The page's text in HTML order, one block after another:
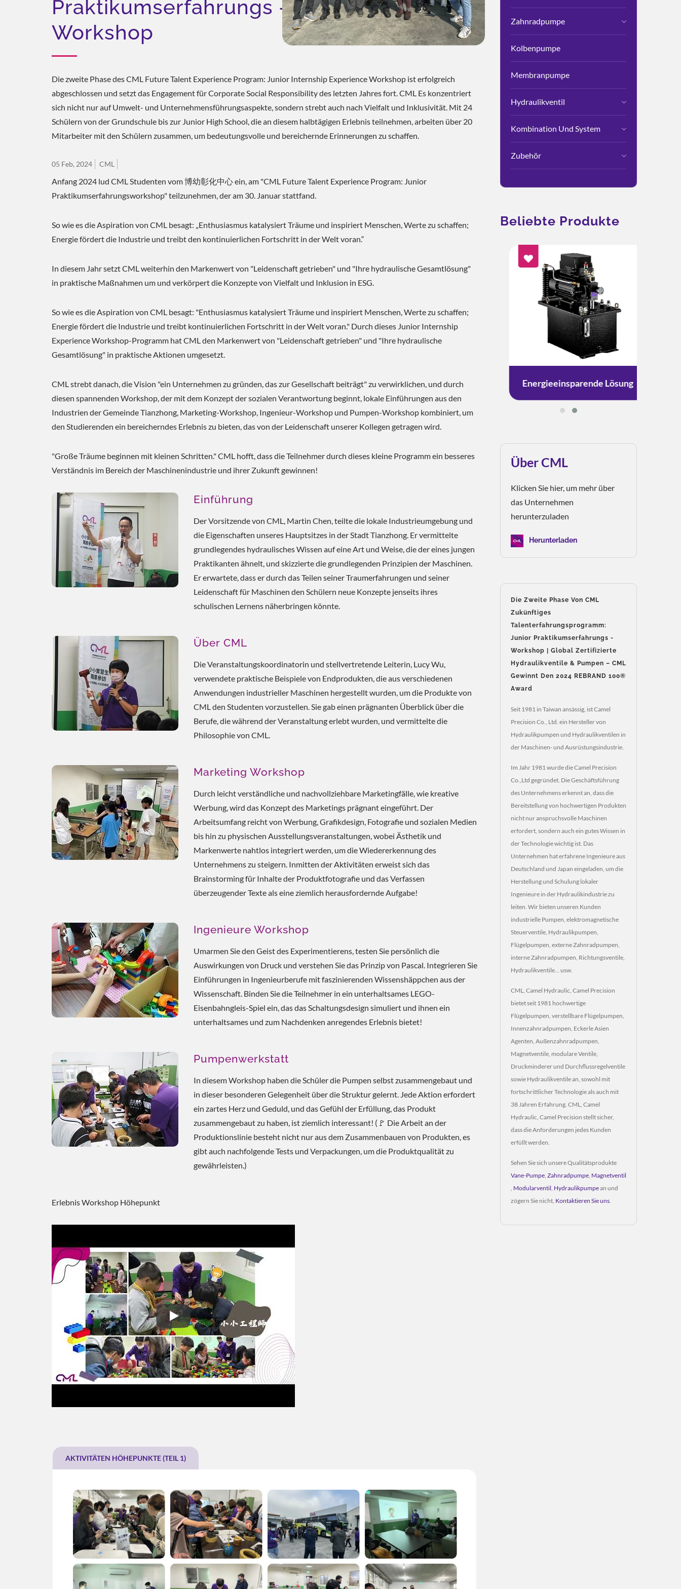
Praktikumserfahrungs -
Workshop
Die zweite Phase des CML Future Talent Experience Program: Junior Internship Experience Workshop ist erfolgreich
abgeschlossen und setzt das Engagement für Corporate Social Responsibility des letzten Jahres fort. CML Es konzentriert
sich nicht nur auf Umwelt- und Unternehmensführungsaspekte, sondern strebt auch nach Vielfalt und Inklusivität. Mit 24
Schülern von der Grundschule bis zur Junior High School, die an diesem halbtägigen Erlebnis teilnehmen, arbeiten über 20
Mitarbeiter mit den Schülern zusammen, um bedeutungsvolle und bereichernde Erinnerungen zu schaffen.
05 Feb, 2024 CML
Anfang 2024 lud CML Studenten vom 博幼彰化中心 ein, am "CML Future Talent Experience Program: Junior
Praktikumserfahrungsworkshop" teilzunehmen, der am 30. Januar stattfand.
So wie es die Aspiration von CML besagt: „Enthusiasmus katalysiert Träume und inspiriert Menschen, Werte zu schaffen;
Energie fördert die Industrie und treibt den kontinuierlichen Fortschritt in der Welt voran.“
In diesem Jahr setzt CML weiterhin den Markenwert von "Leidenschaft getrieben" und "Ihre hydraulische Gesamtlösung"
in praktische Maßnahmen um und verkörpert die Konzepte von Vielfalt und Inklusion in ESG.
So wie es die Aspiration von CML besagt: "Enthusiasmus katalysiert Träume und inspiriert Menschen, Werte zu schaffen;
Energie fördert die Industrie und treibt kontinuierlichen Fortschritt in der Welt voran." Durch dieses Junior Internship
Experience Workshop-Programm hat CML den Markenwert von "Leidenschaft getrieben" und "Ihre hydraulische
Gesamtlösung" in praktische Aktionen umgesetzt.
CML strebt danach, die Vision "ein Unternehmen zu gründen, das zur Gesellschaft beiträgt" zu verwirklichen, und durch
diesen spannenden Workshop, der mit dem Konzept der sozialen Verantwortung beginnt, lokale Einführungen aus den
Industrien der Gemeinde Tianzhong, Marketing-Workshop, Ingenieur-Workshop und Pumpen-Workshop kombiniert, um
den Studierenden ein bereicherndes Erlebnis zu bieten, das von der Leidenschaft unserer Kollegen getragen wird.
"Große Träume beginnen mit kleinen Schritten." CML hofft, dass die Teilnehmer durch dieses kleine Programm ein besseres
Verständnis im Bereich der Maschinenindustrie und ihrer Zukunft gewinnen!
Einführung
Der Vorsitzende von CML, Martin Chen, teilte die lokale Industrieumgebung und
die Eigenschaften unseres Hauptsitzes in der Stadt Tianzhong. Er vermittelte
grundlegendes hydraulisches Wissen auf eine Art und Weise, die der eines jungen
Praktikanten ähnelt, und skizzierte die grundlegenden Prinzipien der Maschinen.
Er erwartete, dass er durch das Teilen seiner Traumerfahrungen und seiner
Leidenschaft für Maschinen den Schülern neue Konzepte jenseits ihres
schulischen Lernens näherbringen könnte.
Über CML
Die Veranstaltungskoordinatorin und stellvertretende Leiterin, Lucy Wu,
verwendete praktische Beispiele von Endprodukten, die aus verschiedenen
Anwendungen industrieller Maschinen hergestellt wurden, um die Produkte von
CML den Studenten vorzustellen. Sie gab einen prägnanten Überblick über die
Berufe, die während der Veranstaltung erlebt wurden, und vermittelte die
Philosophie von CML.
Marketing Workshop
Durch leicht verständliche und nachvollziehbare Marketingfälle, wie kreative
Werbung, wird das Konzept des Marketings prägnant eingeführt. Der
Arbeitsumfang reicht von Werbung, Grafikdesign, Fotografie und sozialen Medien
bis hin zu physischen Ausstellungsveranstaltungen, wobei Ästhetik und
Markenwerte nahtlos integriert werden, um die Wiedererkennung des
Unternehmens zu steigern. Inmitten der Aktivitäten erweist sich das
Brainstorming für Inhalte der Produktfotografie und das Verfassen
überzeugender Texte als eine ziemlich herausfordernde Aufgabe!
Ingenieure Workshop
Umarmen Sie den Geist des Experimentierens, testen Sie persönlich die
Auswirkungen von Druck und verstehen Sie das Prinzip von Pascal. Integrieren Sie
Einführungen in Ingenieurberufe mit faszinierenden Wissenshäppchen aus der
Wissenschaft. Binden Sie die Teilnehmer in ein unterhaltsames LEGO-
Eisenbahngleis-Spiel ein, das das Schaltungsdesign simuliert und ihnen ein
unterhaltsames und zum Nachdenken anregendes Erlebnis bietet!
Pumpenwerkstatt
In diesem Workshop haben die Schüler die Pumpen selbst zusammengebaut und
in dieser besonderen Gelegenheit über die Struktur gelernt. Jede Aktion erfordert
ein zartes Herz und Geduld, und das Gefühl der Erfüllung, das Produkt
zusammengebaut zu haben, ist ziemlich interessant! (🚩 Die Arbeit an der
Produktionslinie besteht nicht nur aus dem Zusammenbauen von Produkten, es
gibt auch nachfolgende Tests und Verpackungen, um die Produktqualität zu
gewährleisten.)
Erlebnis Workshop Höhepunkt
Erlebnis Workshop Höhepunkt
AKTIVITÄTEN HÖHEPUNKTE (TEIL 1)
Zahnradpumpe
Kolbenpumpe
Membranpumpe
Hydraulikventil
Kombination Und System
Zubehör
Beliebte Produkte
ESG-Kühlungslösung Energieeinsparende Lösung ESG-Kühlungslösung Energieeinsparende Lösung
Über CML
Klicken Sie hier, um mehr über
das Unternehmen
herunterzuladen
Herunterladen
Die Zweite Phase Von CML
Zukünftiges
Talenterfahrungsprogramm:
Junior Praktikumserfahrungs -
Workshop | Global Zertifizierte
Hydraulikventile & Pumpen – CML
Gewinnt Den 2024 REBRAND 100®
Award
Seit 1981 in Taiwan ansässig, ist Camel
Precision Co., Ltd. ein Hersteller von
Hydraulikpumpen und Hydraulikventilen in
der Maschinen- und Ausrüstungsindustrie.
Im Jahr 1981 wurde die Camel Precision
Co.,Ltd gegründet. Die Geschäftsführung
des Unternehmens erkennt an, dass die
Bereitstellung von hochwertigen Produkten
nicht nur anspruchsvolle Maschinen
erfordert, sondern auch ein gutes Wissen in
der Technologie wichtig ist. Das
Unternehmen hat erfahrene Ingenieure aus
Deutschland und Japan eingeladen, um die
Herstellung und Schulung lokaler
Ingenieure in der Hydraulikindustrie zu
leiten. Wir bieten unseren Kunden
industrielle Pumpen, elektromagnetische
Steuerventile, Hydraulikpumpen,
Flügelpumpen, externe Zahnradpumpen,
interne Zahnradpumpen, Richtungsventile,
Hydraulikventile... usw.
CML, Camel Hydraulic, Camel Precision
bietet seit 1981 hochwertige
Flügelpumpen, verstellbare Flügelpumpen,
Innenzahnradpumpen, Eckerle Asien
Agenten, Außenzahnradpumpen,
Magnetventile, modulare Ventile,
Druckminderer und Durchflussregelventile
sowie Hydraulikventile an, sowohl mit
fortschrittlicher Technologie als auch mit
38 Jahren Erfahrung. CML, Camel
Hydraulic, Camel Precision stellt sicher,
dass die Anforderungen jedes Kunden
erfüllt werden.
Sehen Sie sich unsere Qualitätsprodukte
Vane-Pumpe Zahnradpumpe Magnetventil
Modularventil Hydraulikpumpean und
zögern Sie nicht, Kontaktieren Sie uns